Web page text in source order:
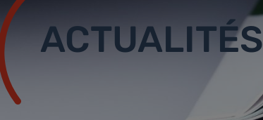
ACTUALITÉS